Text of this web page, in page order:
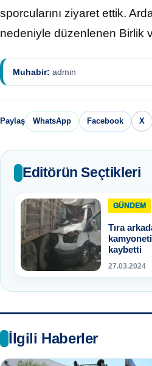
sporcularını ziyaret ettik.
nedeniyle düzenlenen Birlik
Muhabir: admin
Paylaş WhatsApp Facebook X
Editörün Seçtikleri
GÜNDEM
Tıra
kaybetti
27.03.2024
İlgili Haberler